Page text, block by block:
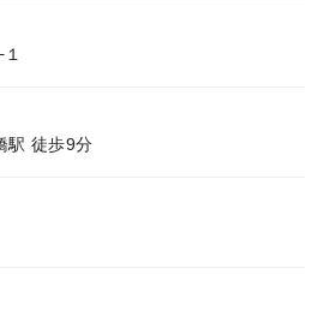
駅 徒歩9分